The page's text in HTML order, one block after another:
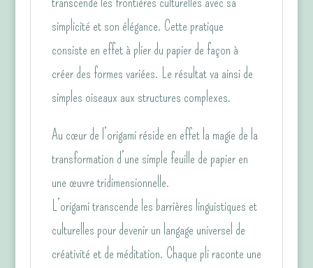
simplicité et son élégance. Cette pratique
consiste en effet à plier du papier de façon à
créer des formes variées. Le résultat va ainsi de
simples oiseaux aux structures complexes.
Au cœur de l’origami réside en effet la magie de la
transformation d’une simple feuille de papier en
une œuvre tridimensionnelle.
L’origami transcende les barrières linguistiques et
culturelles pour devenir un langage universel de
créativité et de méditation. Chaque pli raconte une